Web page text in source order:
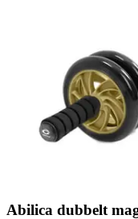
Abilica dubbelt